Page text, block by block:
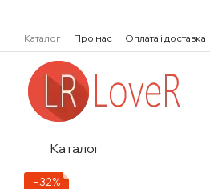
Каталог Про нас Оплата і доставка
Каталог
−32%